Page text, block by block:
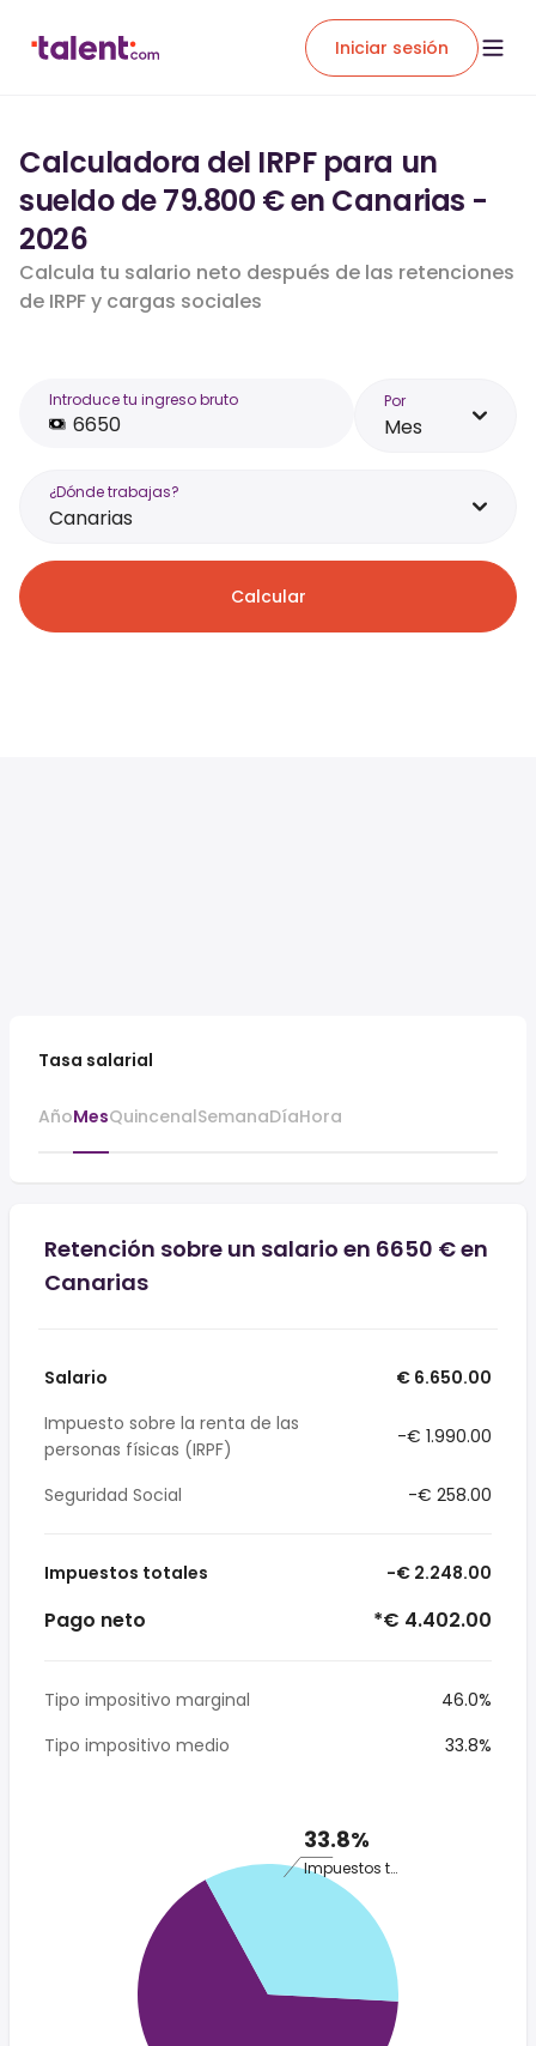
Iniciar sesión
Calculadora del IRPF para un
sueldo de 79.800 € en Canarias -
2026
Calcula tu salario neto después de las retenciones
de IRPF y cargas sociales
Introduce tu ingreso bruto Por
Mes
¿Dónde trabajas?
Canarias
Calcular
Tasa salarial
AñoMesQuincenalSemanaDíaHora
Retención sobre un salario en 6650 € en
Canarias
Salario
€ 6.650.00
Impuesto sobre la renta de las
personas físicas (IRPF)
-€ 1.990.00
Seguridad Social -€ 258.00
Impuestos totales -€ 2.248.00
Pago neto *€ 4.402.00
Tipo impositivo marginal
46.0%
Tipo impositivo medio
33.8%
33.8%
Impuestos totales